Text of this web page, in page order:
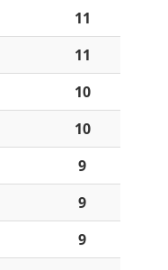
11
11
10
10
9
9
9